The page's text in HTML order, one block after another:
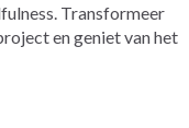
Transformeer
en geniet van het